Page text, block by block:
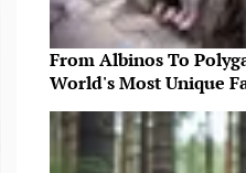
From Albinos To
World's Most Unique